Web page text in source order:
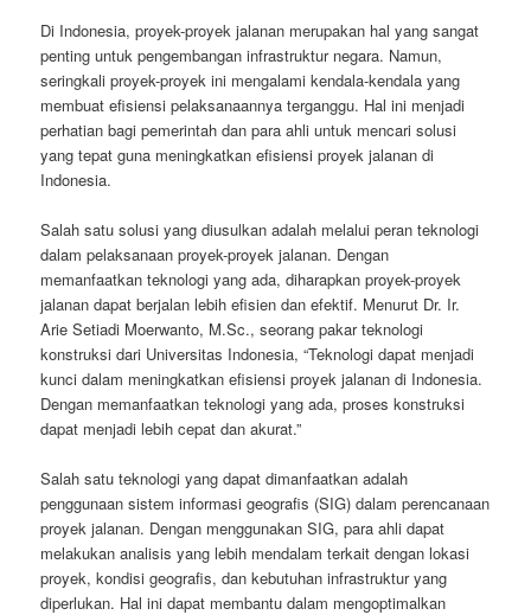
Di Indonesia, proyek-proyek jalanan merupakan hal yang sangat
penting untuk pengembangan infrastruktur negara. Namun,
seringkali proyek-proyek ini mengalami kendala-kendala yang
membuat efisiensi pelaksanaannya terganggu. Hal ini menjadi
perhatian bagi pemerintah dan para ahli untuk mencari solusi
yang tepat guna meningkatkan efisiensi proyek jalanan di
Indonesia.
Salah satu solusi yang diusulkan adalah melalui peran teknologi
dalam pelaksanaan proyek-proyek jalanan. Dengan
memanfaatkan teknologi yang ada, diharapkan proyek-proyek
jalanan dapat berjalan lebih efisien dan efektif. Menurut Dr. Ir.
Arie Setiadi Moerwanto, M.Sc., seorang pakar teknologi
konstruksi dari Universitas Indonesia, “Teknologi dapat menjadi
kunci dalam meningkatkan efisiensi proyek jalanan di Indonesia.
Dengan memanfaatkan teknologi yang ada, proses konstruksi
dapat menjadi lebih cepat dan akurat.”
Salah satu teknologi yang dapat dimanfaatkan adalah
penggunaan sistem informasi geografis (SIG) dalam perencanaan
proyek jalanan. Dengan menggunakan SIG, para ahli dapat
melakukan analisis yang lebih mendalam terkait dengan lokasi
proyek, kondisi geografis, dan kebutuhan infrastruktur yang
diperlukan. Hal ini dapat membantu dalam mengoptimalkan